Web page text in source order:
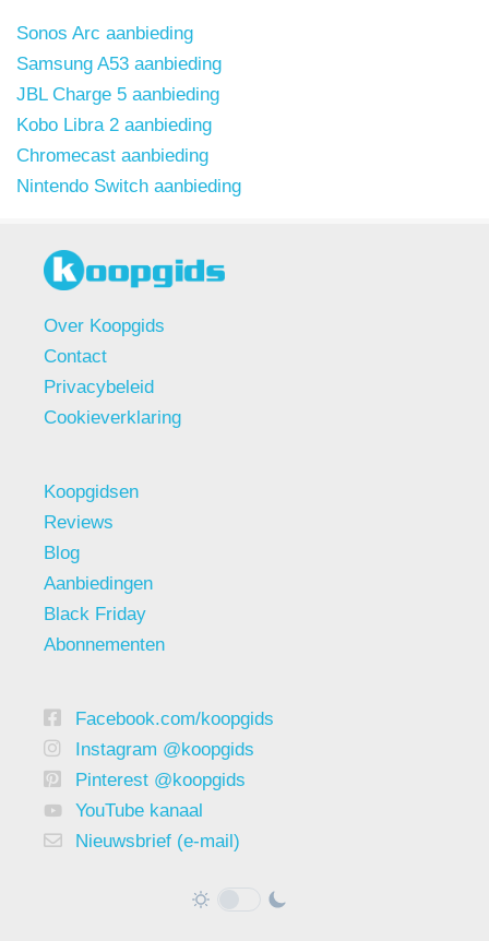
Sonos Arc aanbieding
Samsung A53 aanbieding
JBL Charge 5 aanbieding
Kobo Libra 2 aanbieding
Chromecast aanbieding
Nintendo Switch aanbieding
Over Koopgids
Contact
Privacybeleid
Cookieverklaring
Koopgidsen
Reviews
Blog
Aanbiedingen
Black Friday
Abonnementen
Facebook.com/koopgids
Instagram @koopgids
Pinterest @koopgids
YouTube kanaal
Nieuwsbrief (e-mail)